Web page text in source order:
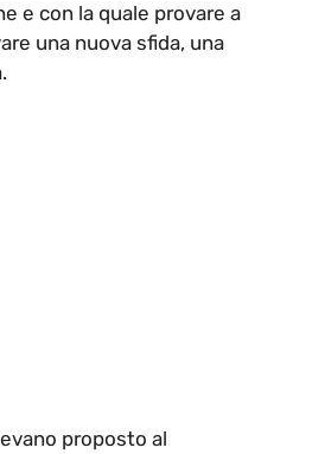
e con la quale provare a
una nuova sfida, una
proposto al